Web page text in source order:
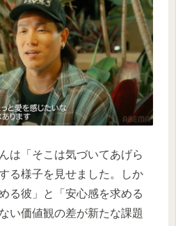
は「そこは気づいてあげら
る様子を見せました。しか
る彼」と「安心感を求める
い価値観の差が新たな課題